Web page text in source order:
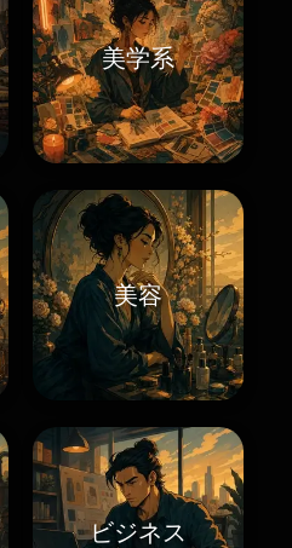
美学系
美容
ビジネス